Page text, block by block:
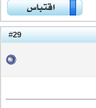
29